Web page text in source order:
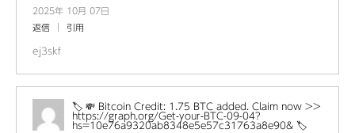
2025年 10月 07日
返信
引用
ej3skf
🏷 💸 Bitcoin Credit: 1.75 BTC added. Claim now >>
https://graph.org/Get-your-BTC-09-04?
hs=10e76a9320ab8348e5e57c31763a8e90& 🏷